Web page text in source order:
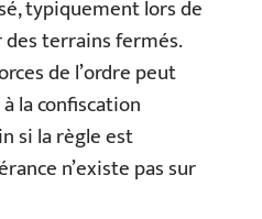
typiquement lors de
terrains fermés.
de l’ordre peut
la confiscation
si la règle est
n’existe pas sur